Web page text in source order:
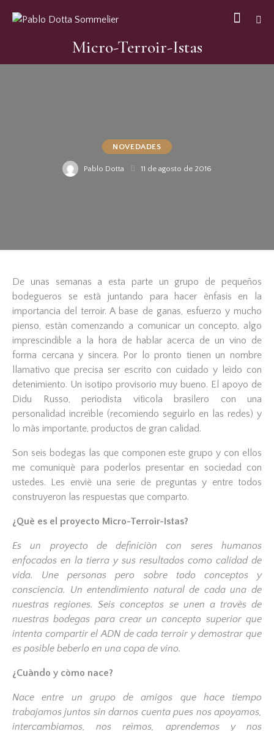
Micro-Terroir-Istas
NOVEDADES
Pablo Dotta 11 de agosto de 2016
De unas semanas a esta parte un grupo de pequeños
bodegueros se està juntando para hacer ènfasis en la
importancia del terroir. A base de ganas, esfuerzo y mucho
pienso, estàn comenzando a comunicar un concepto, algo
imprescindible a la hora de hablar acerca de un vino de
forma cercana y sincera. Por lo pronto tienen un nombre
llamativo que precisa ser escrito con cuidado y leìdo con
detenimiento. Un isotipo provisorio muy bueno. El apoyo de
Didu Russo, periodista vitìcola brasilero con una
personalidad increìble (recomiendo seguirlo en las redes) y
lo màs importante, productos de gran calidad.
Son seis bodegas las que componen este grupo y con ellos
me comuniquè para poderlos presentar en sociedad con
ustedes. Les enviè una serie de preguntas y entre todos
construyeron las respuestas que comparto.
¿Què es el proyecto Micro-Terroir-Istas?
Es un proyecto de definiciòn con seres humanos
enfocados en la tierra y sus resultados como calidad de
vida. Une personas pero sobre todo conceptos y
consciencia. Un entendimiento natural de cada una de
nuestras regiones. Seis conceptos se unen a travès de
nuestras bodegas para crear un concepto superior que
intenta compartir el ADN de cada terroir y demostrar que
es posible beberlo en una copa de vino.
¿Cuàndo y còmo nace?
Nace entre un grupo de amigos que hace tiempo
trabajamos juntos sin darnos cuenta pues nos apoyamos,
intercambiamos, nos reìmos, aprendemos y nos